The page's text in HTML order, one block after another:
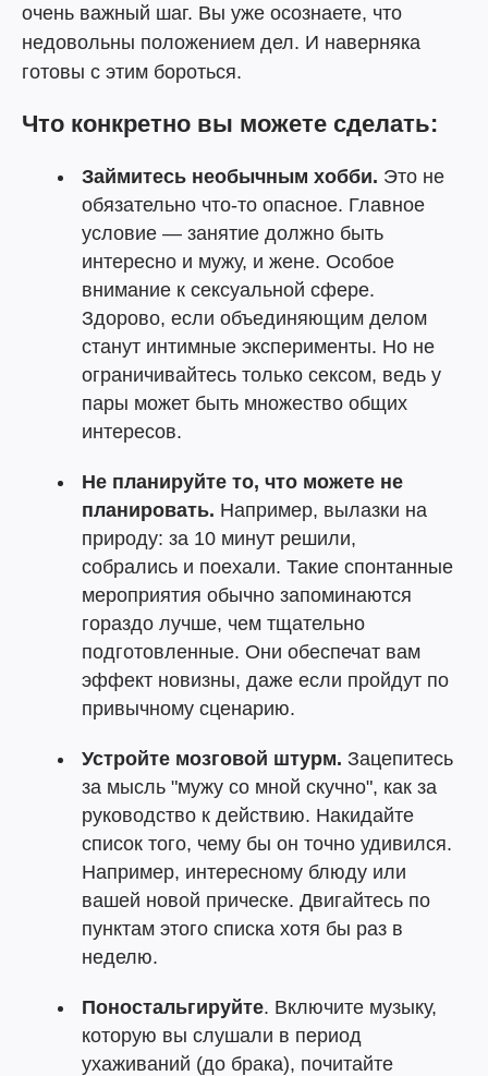
очень важный шаг. Вы уже осознаете, что
недовольны положением дел. И наверняка
готовы с этим бороться.
Что конкретно вы можете сделать:
Займитесь необычным хобби. Это не
обязательно что-то опасное. Главное
условие — занятие должно быть
интересно и мужу, и жене. Особое
внимание к сексуальной сфере.
Здорово, если объединяющим делом
станут интимные эксперименты. Но не
ограничивайтесь только сексом, ведь у
пары может быть множество общих
интересов.
Не планируйте то, что можете не
планировать. Например, вылазки на
природу: за 10 минут решили,
собрались и поехали. Такие спонтанные
мероприятия обычно запоминаются
гораздо лучше, чем тщательно
подготовленные. Они обеспечат вам
эффект новизны, даже если пройдут по
привычному сценарию.
Устройте мозговой штурм. Зацепитесь
за мысль "мужу со мной скучно", как за
руководство к действию. Накидайте
список того, чему бы он точно удивился.
Например, интересному блюду или
вашей новой прическе. Двигайтесь по
пунктам этого списка хотя бы раз в
неделю.
Поностальгируйте. Включите музыку,
которую вы слушали в период
ухаживаний (до брака), почитайте